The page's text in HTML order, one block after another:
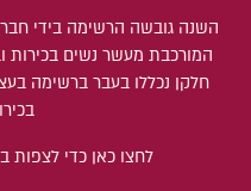
השנה גובשה הרשימה בידי
המורכבת מעשר נשים
חלקן נכללו בעבר ברשימה
לחצו כאן כדי לצפות